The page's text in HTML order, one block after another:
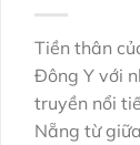
Tiền thân
Đông Y với
truyền nổi
Nẵng từ